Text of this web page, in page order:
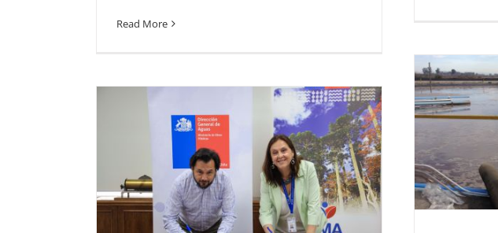
Read More